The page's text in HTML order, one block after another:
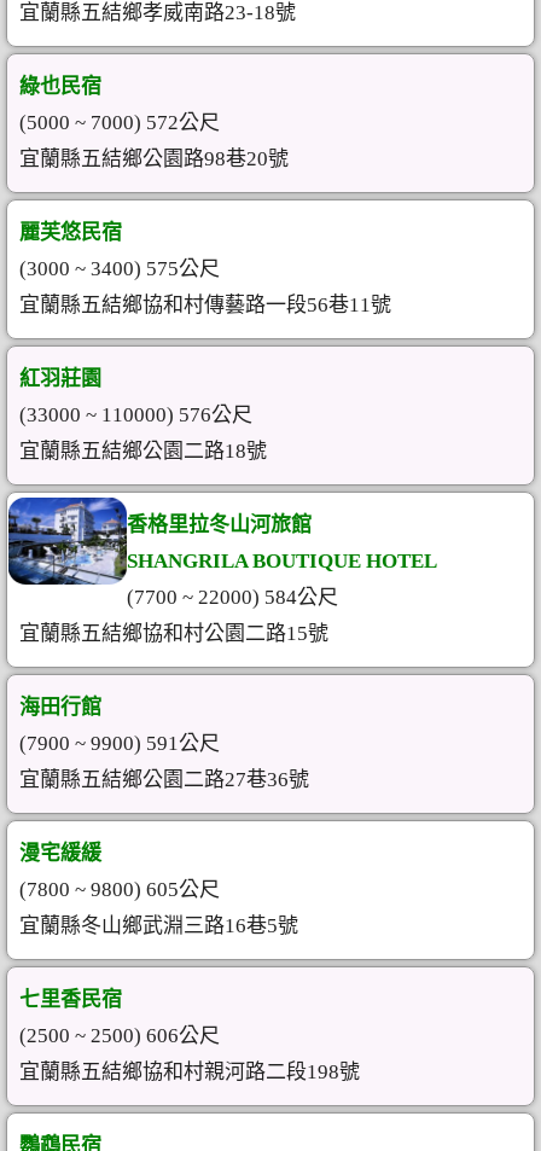
宜蘭縣五結鄉孝威南路23-18號
綠也民宿
(5000 ~ 7000) 572公尺
宜蘭縣五結鄉公園路98巷20號
麗芙悠民宿
(3000 ~ 3400) 575公尺
宜蘭縣五結鄉協和村傳藝路一段56巷11號
紅羽莊園
(33000 ~ 110000) 576公尺
宜蘭縣五結鄉公園二路18號
香格里拉冬山河旅館
SHANGRILA BOUTIQUE HOTEL
(7700 ~ 22000) 584公尺
宜蘭縣五結鄉協和村公園二路15號
海田行館
(7900 ~ 9900) 591公尺
宜蘭縣五結鄉公園二路27巷36號
漫宅緩緩
(7800 ~ 9800) 605公尺
宜蘭縣冬山鄉武淵三路16巷5號
七里香民宿
(2500 ~ 2500) 606公尺
宜蘭縣五結鄉協和村親河路二段198號
鸚鵡民宿